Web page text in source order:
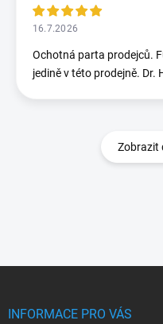
16.7.2026
Ochotná parta prodejců.
jedině v této prodejně. Dr.
Zobrazit
INFORMACE PRO VÁS